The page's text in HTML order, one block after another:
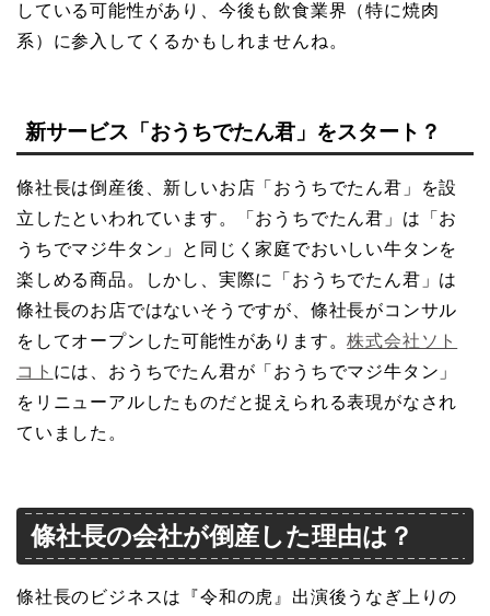
している可能性があり、今後も飲食業界（特に焼肉
系）に参入してくるかもしれませんね。
新サービス「おうちでたん君」をスタート？
條社長は倒産後、新しいお店「おうちでたん君」を設
立したといわれています。「おうちでたん君」は「お
うちでマジ牛タン」と同じく家庭でおいしい牛タンを
楽しめる商品。しかし、実際に「おうちでたん君」は
條社長のお店ではないそうですが、條社長がコンサル
をしてオープンした可能性があります。株式会社ソト
コト には、おうちでたん君が「おうちでマジ牛タン」
をリニューアルしたものだと捉えられる表現がなされ
ていました。
條社長の会社が倒産した理由は？
條社長のビジネスは『令和の虎』出演後うなぎ上りの